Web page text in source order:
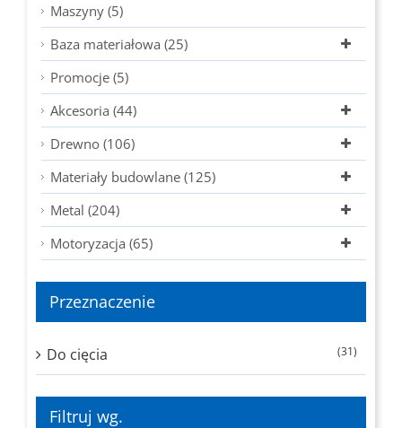
Maszyny (5)
Baza materiałowa (25)
Promocje (5)
Akcesoria (44)
Drewno (106)
Materiały budowlane (125)
Metal (204)
Motoryzacja (65)
Przeznaczenie
Do cięcia (31)
Filtruj wg.